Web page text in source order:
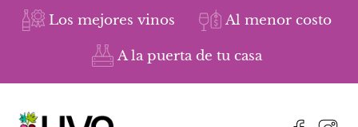
Los mejores vinos Al menor costo
A la puerta de tu casa